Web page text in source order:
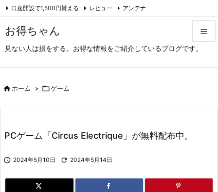
お得ちゃん
見ない人は損をする。お得な情報をご紹介しているブログです。

口座開設で1,500円貰える レビュー アンテナ
アーカイブ（旧サイト）
ホーム > ゲーム
PCゲーム「Circus Electrique」が無料配布中。
 2024年5月10日  2024年5月14日